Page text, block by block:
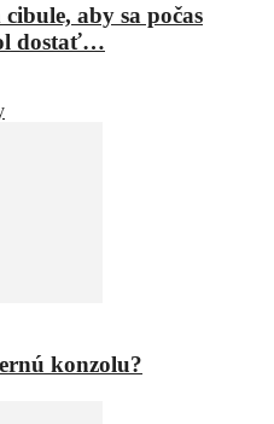
aby sa počas
dostať…
konzolu?